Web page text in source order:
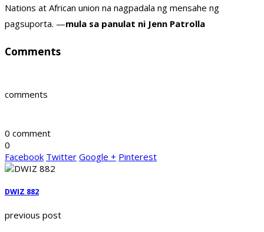
Nations at African union na nagpadala ng mensahe ng
pagsuporta. —mula sa panulat ni Jenn Patrolla
Comments
comments
0 comment
0
Facebook Twitter Google + Pinterest
DWIZ 882
previous post